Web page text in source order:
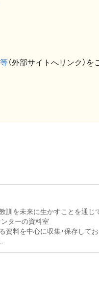
（外部サイトへリンク）を
訓を未来に生かすことを通じ
ターの資料室
料を中心に収集・保存してお